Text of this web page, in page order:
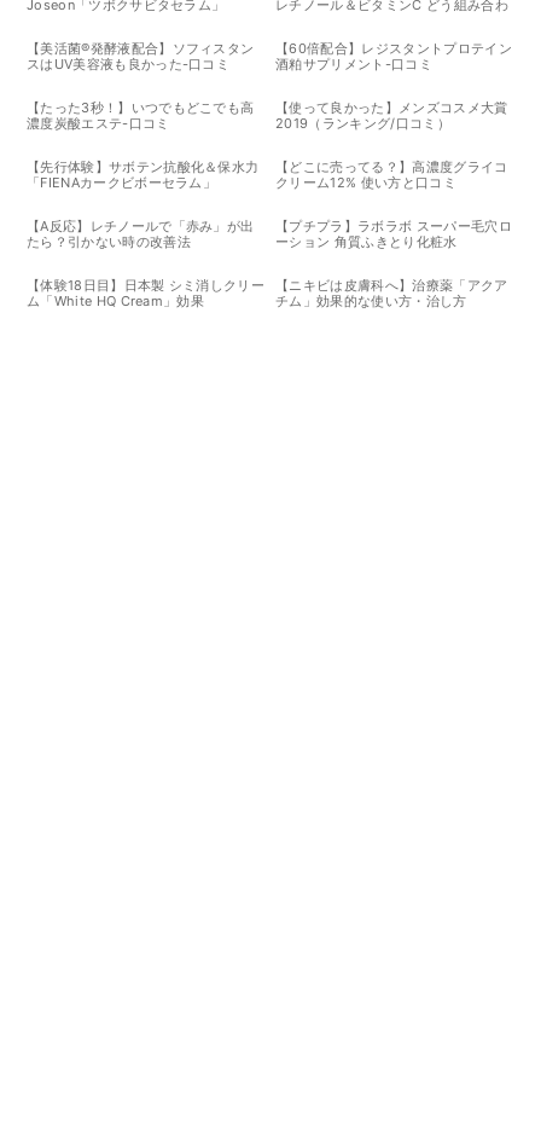
Joseon「ツボクサビタセラム」
レチノール＆ビタミンC どう組み合わ
【美活菌®️発酵液配合】ソフィスタン
スはUV美容液も良かった-口コミ
【60倍配合】レジスタントプロテイン
酒粕サプリメント-口コミ
【たった3秒！】いつでもどこでも高
濃度炭酸エステ-口コミ
【使って良かった】メンズコスメ大賞
2019（ランキング/口コミ）
【先行体験】サボテン抗酸化＆保水力
「FIENAカークビボーセラム」
【どこに売ってる？】高濃度グライコ
クリーム12% 使い方と口コミ
【A反応】レチノールで「赤み」が出
たら？引かない時の改善法
【プチプラ】ラボラボ スーパー毛穴ロ
ーション 角質ふきとり化粧水
【体験18日目】日本製 シミ消しクリー
ム「White HQ Cream」効果
【ニキビは皮膚科へ】治療薬「アクア
チム」効果的な使い方・治し方